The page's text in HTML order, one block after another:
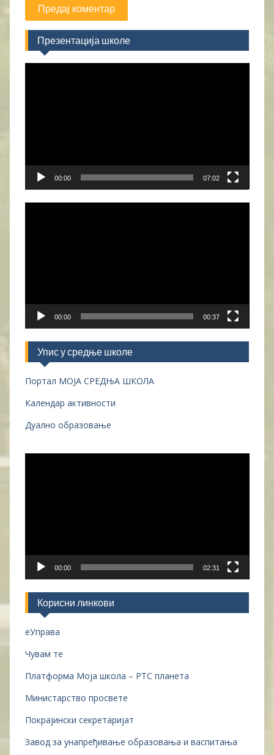
Презентација школе
00:00 07:02
00:00 00:37
Упис у средње школе
Портал МОЈА СРЕДЊА ШКОЛА
Календар активности
Дуално образовање
00:00 02:31
Корисни линкови
еУправа
Чувам те
Платформа Моја школа – РТС планета
Министарство просвете
Покрајински секретаријат
Завод за унапређивање образовања и васпитања